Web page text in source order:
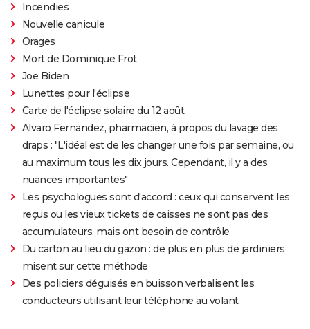
Incendies
Nouvelle canicule
Orages
Mort de Dominique Frot
Joe Biden
Lunettes pour l'éclipse
Carte de l'éclipse solaire du 12 août
Alvaro Fernandez, pharmacien, à propos du lavage des
draps : "L'idéal est de les changer une fois par semaine, ou
au maximum tous les dix jours. Cependant, il y a des
nuances importantes"
Les psychologues sont d'accord : ceux qui conservent les
reçus ou les vieux tickets de caisses ne sont pas des
accumulateurs, mais ont besoin de contrôle
Du carton au lieu du gazon : de plus en plus de jardiniers
misent sur cette méthode
Des policiers déguisés en buisson verbalisent les
conducteurs utilisant leur téléphone au volant